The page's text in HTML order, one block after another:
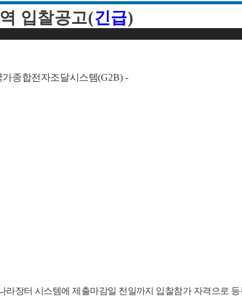
입찰공고(긴급)
가종합전자조달시스템(G2B) -
장터 시스템에 제출마감일 전일까지 입찰참가 자격으로 등